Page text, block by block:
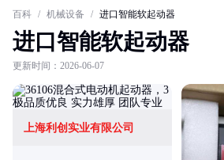
百科 / 机械设备 / 进口智能软起动器
进口智能软起动器
更新时间：2026-06-07
上海利创实业有限公司